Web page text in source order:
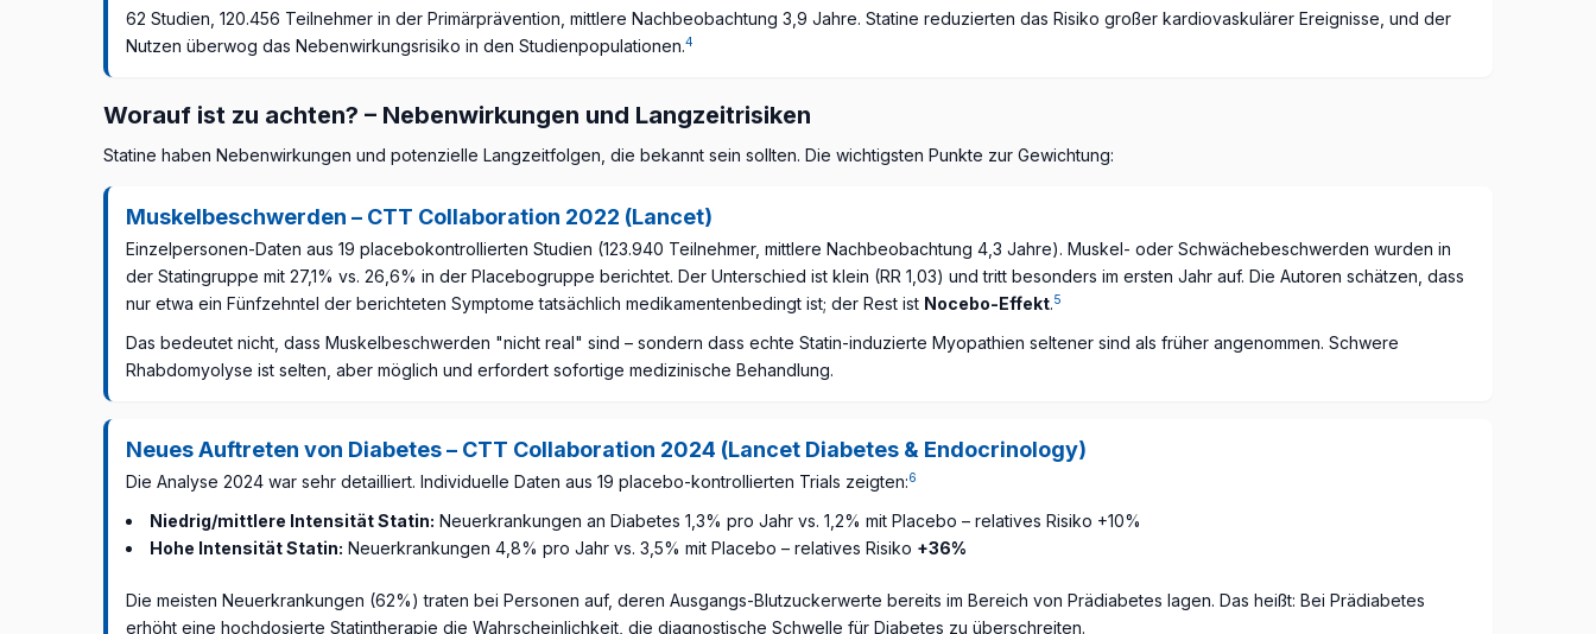
62 Studien, 120.456 Teilnehmer in der Primärprävention, mittlere Nachbeobachtung 3,9 Jahre. Statine reduzierten das Risiko großer kardiovaskulärer Ereignisse, und der
Nutzen überwog das Nebenwirkungsrisiko in den Studienpopulationen.4
Worauf ist zu achten? – Nebenwirkungen und Langzeitrisiken
Statine haben Nebenwirkungen und potenzielle Langzeitfolgen, die bekannt sein sollten. Die wichtigsten Punkte zur Gewichtung:
Muskelbeschwerden – CTT Collaboration 2022 (Lancet)
Einzelpersonen-Daten aus 19 placebokontrollierten Studien (123.940 Teilnehmer, mittlere Nachbeobachtung 4,3 Jahre). Muskel- oder Schwächebeschwerden wurden in
der Statingruppe mit 27,1% vs. 26,6% in der Placebogruppe berichtet. Der Unterschied ist klein (RR 1,03) und tritt besonders im ersten Jahr auf. Die Autoren schätzen, dass
nur etwa ein Fünfzehntel der berichteten Symptome tatsächlich medikamentenbedingt ist; der Rest ist Nocebo-Effekt.5
Das bedeutet nicht, dass Muskelbeschwerden "nicht real" sind – sondern dass echte Statin-induzierte Myopathien seltener sind als früher angenommen. Schwere
Rhabdomyolyse ist selten, aber möglich und erfordert sofortige medizinische Behandlung.
Neues Auftreten von Diabetes – CTT Collaboration 2024 (Lancet Diabetes & Endocrinology)
Die Analyse 2024 war sehr detailliert. Individuelle Daten aus 19 placebo-kontrollierten Trials zeigten:6
Niedrig/mittlere Intensität Statin: Neuerkrankungen an Diabetes 1,3% pro Jahr vs. 1,2% mit Placebo – relatives Risiko +10%
Hohe Intensität Statin: Neuerkrankungen 4,8% pro Jahr vs. 3,5% mit Placebo – relatives Risiko +36%
Die meisten Neuerkrankungen (62%) traten bei Personen auf, deren Ausgangs-Blutzuckerwerte bereits im Bereich von Prädiabetes lagen. Das heißt: Bei Prädiabetes
erhöht eine hochdosierte Statintherapie die Wahrscheinlichkeit, die diagnostische Schwelle für Diabetes zu überschreiten.